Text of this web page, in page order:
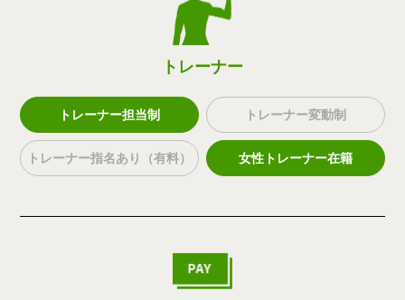
トレーナー
トレーナー担当制 トレーナー変動制
トレーナー指名あり（有料） 女性トレーナー在籍